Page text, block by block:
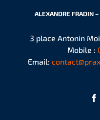
ALEXANDRE FRADIN
3 place Antonin
Mobile :
Email: